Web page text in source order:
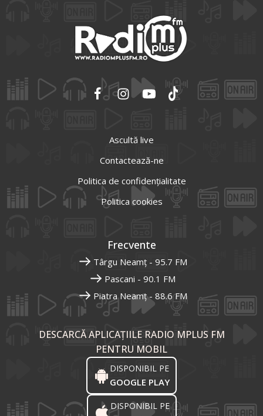
Ascultă live
Contactează-ne
Politica de confidențialitate
Politica cookies
Frecvente
Târgu Neamț - 95.7 FM
Pascani - 90.1 FM
Piatra Neamț - 88.6 FM
DESCARCĂ APLICAȚIILE RADIO MPLUS FM
PENTRU MOBIL
DISPONIBIL PE
GOOGLE PLAY
DISPONIBIL PE